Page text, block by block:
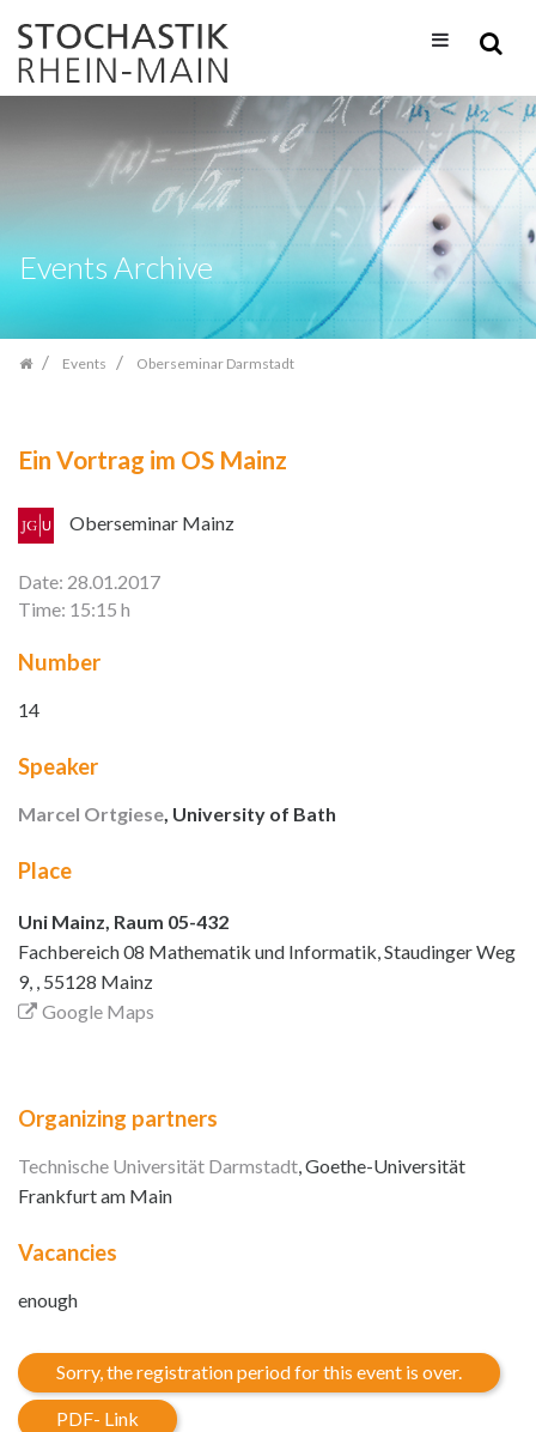
navigation
Events Archive
Events Oberseminar Darmstadt
Ein Vortrag im OS Mainz
Oberseminar Mainz
Date: 28.01.2017
Time: 15:15 h
Number
14
Speaker
Marcel Ortgiese, University of Bath
Place
Uni Mainz, Raum 05-432
Fachbereich 08 Mathematik und Informatik, Staudinger Weg
9, , 55128 Mainz
Google Maps
Organizing partners
Technische Universität Darmstadt , Goethe-Universität
Frankfurt am Main
Vacancies
enough
Sorry, the registration period for this event is over.
PDF- Link